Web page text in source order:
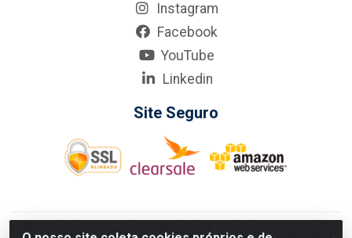
Instagram
Facebook
YouTube
Linkedin
Site Seguro